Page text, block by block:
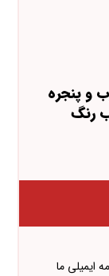
و پنجره
ایمیلی ما